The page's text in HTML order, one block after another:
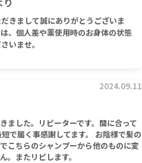
きまして誠にありがとうございま
、個人差や薬使用時のお身体の状態
いませ。
2024.09.11
ました。リピーターです。間に合って
で届く事感謝してます。 お陰様で髪の
こちらのシャンプーから他のものに変
。またリピします。